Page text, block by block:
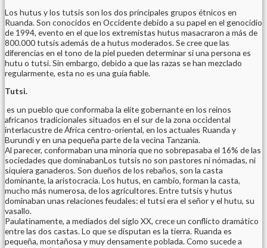
Los hutus y los tutsis son los dos principales grupos étnicos en
Ruanda. Son conocidos en Occidente debido a su papel en el genocidio
de 1994, evento en el que los extremistas hutus masacraron a más de
800.000 tutsis además de a hutus moderados. Se cree que las
diferencias en el tono de la piel pueden determinar si una persona es
hutu o tutsi. Sin embargo, debido a que las razas se han mezclado
regularmente, esta no es una guía fiable.
Tutsi.
es un pueblo que conformaba la elite gobernante en los reinos
africanos tradicionales situados en el sur de la zona occidental
interlacustre de África centro-oriental, en los actuales Ruanda y
Burundi y en una pequeña parte de la vecina Tanzania.
Al parecer, conformaban una minoría que no sobrepasaba el 16% de las
sociedades que dominabanLos tutsis no son pastores ni nómadas, ni
siquiera ganaderos. Son dueños de los rebaños, son la casta
dominante, la aristocracia. Los hutus, en cambio, forman la casta,
mucho más numerosa, de los agricultores. Entre tutsis y hutus
dominaban unas relaciones feudales: el tutsi era el señor y el hutu, su
vasallo.
Paulatinamente, a mediados del siglo XX, crece un conflicto dramático
entre las dos castas. Lo que se disputan es la tierra. Ruanda es
pequeña, montañosa y muy densamente poblada. Como sucede a